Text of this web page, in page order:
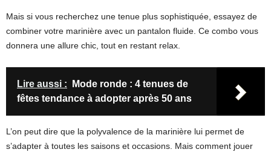
Mais si vous recherchez une tenue plus sophistiquée, essayez de
combiner votre marinière avec un pantalon fluide. Ce combo vous
donnera une allure chic, tout en restant relax.
Lire aussi :
Mode ronde : 4 tenues de
fêtes tendance à adopter après 50 ans
L’on peut dire que la polyvalence de la marinière lui permet de
s’adapter à toutes les saisons et occasions. Mais comment jouer